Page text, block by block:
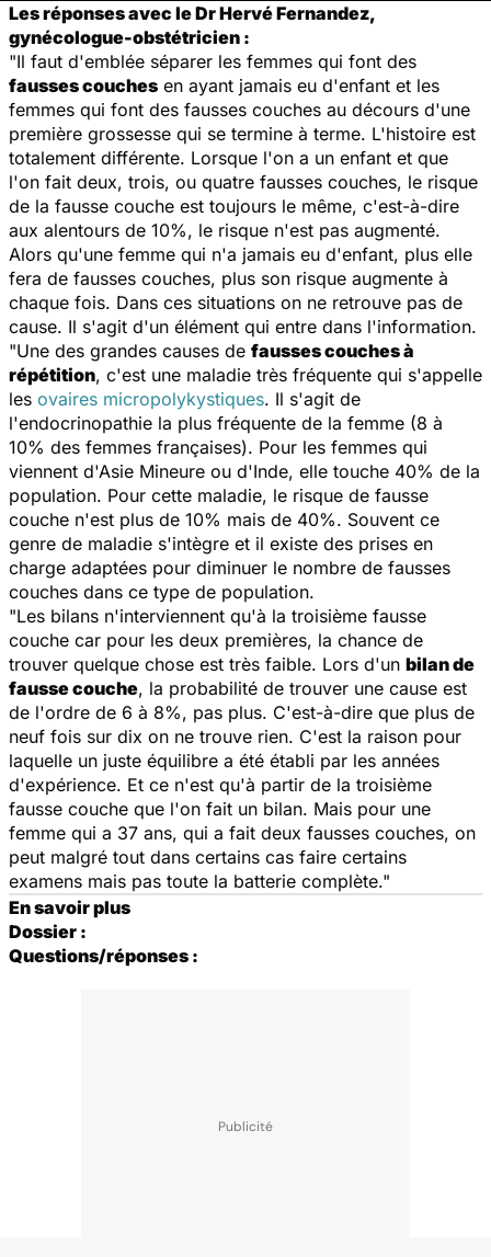
Les réponses avec le Dr Hervé Fernandez,
gynécologue-obstétricien :
"Il faut d'emblée séparer les femmes qui font des
fausses couches en ayant jamais eu d'enfant et les
femmes qui font des fausses couches au décours d'une
première grossesse qui se termine à terme. L'histoire est
totalement différente. Lorsque l'on a un enfant et que
l'on fait deux, trois, ou quatre fausses couches, le risque
de la fausse couche est toujours le même, c'est-à-dire
aux alentours de 10%, le risque n'est pas augmenté.
Alors qu'une femme qui n'a jamais eu d'enfant, plus elle
fera de fausses couches, plus son risque augmente à
chaque fois. Dans ces situations on ne retrouve pas de
cause. Il s'agit d'un élément qui entre dans l'information.
"Une des grandes causes de fausses couches à
répétition, c'est une maladie très fréquente qui s'appelle
les ovaires micropolykystiques. Il s'agit de
l'endocrinopathie la plus fréquente de la femme (8 à
10% des femmes françaises). Pour les femmes qui
viennent d'Asie Mineure ou d'Inde, elle touche 40% de la
population. Pour cette maladie, le risque de fausse
couche n'est plus de 10% mais de 40%. Souvent ce
genre de maladie s'intègre et il existe des prises en
charge adaptées pour diminuer le nombre de fausses
couches dans ce type de population.
"Les bilans n'interviennent qu'à la troisième fausse
couche car pour les deux premières, la chance de
trouver quelque chose est très faible. Lors d'un bilan de
fausse couche, la probabilité de trouver une cause est
de l'ordre de 6 à 8%, pas plus. C'est-à-dire que plus de
neuf fois sur dix on ne trouve rien. C'est la raison pour
laquelle un juste équilibre a été établi par les années
d'expérience. Et ce n'est qu'à partir de la troisième
fausse couche que l'on fait un bilan. Mais pour une
femme qui a 37 ans, qui a fait deux fausses couches, on
peut malgré tout dans certains cas faire certains
examens mais pas toute la batterie complète."
En savoir plus
Dossier :
Questions/réponses :